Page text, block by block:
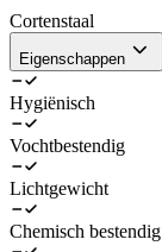
Cortenstaal
Eigenschappen
Hygiënisch
Vochtbestendig
Lichtgewicht
Chemisch bestendig